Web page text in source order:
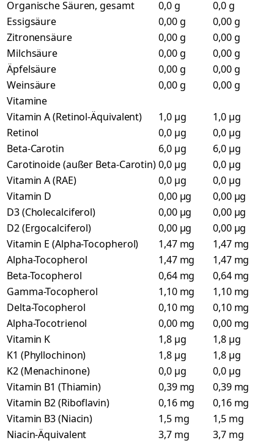
Organische Säuren, gesamt
0,0 g
0,0 g
Essigsäure
0,00 g
0,00 g
Zitronensäure
0,00 g
0,00 g
Milchsäure
0,00 g
0,00 g
Äpfelsäure
0,00 g
0,00 g
Weinsäure
0,00 g
0,00 g
Vitamine
Vitamin A (Retinol-Äquivalent)
1,0 µg
1,0 µg
Retinol
0,0 µg
0,0 µg
Beta-Carotin
6,0 µg
6,0 µg
Carotinoide (außer Beta-Carotin)0,0 µg
0,0 µg
Vitamin A (RAE)
0,0 µg
0,0 µg
Vitamin D
0,00 µg
0,00 µg
D3 (Cholecalciferol)
0,00 µg
0,00 µg
D2 (Ergocalciferol)
0,00 µg
0,00 µg
Vitamin E (Alpha-Tocopherol)
1,47 mg
1,47 mg
Alpha-Tocopherol
1,47 mg
1,47 mg
Beta-Tocopherol
0,64 mg
0,64 mg
Gamma-Tocopherol
1,10 mg
1,10 mg
Delta-Tocopherol
0,10 mg
0,10 mg
Alpha-Tocotrienol
0,00 mg
0,00 mg
Vitamin K
1,8 µg
1,8 µg
K1 (Phyllochinon)
1,8 µg
1,8 µg
K2 (Menachinone)
0,0 µg
0,0 µg
Vitamin B1 (Thiamin)
0,39 mg
0,39 mg
Vitamin B2 (Riboflavin)
0,16 mg
0,16 mg
Vitamin B3 (Niacin)
1,5 mg
1,5 mg
Niacin-Äquivalent
3,7 mg
3,7 mg